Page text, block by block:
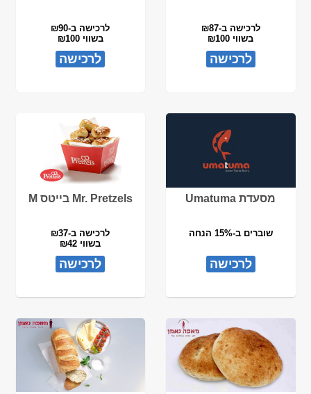
לרכישה ב-₪87
בשווי ₪100
לרכישה
לרכישה ב-₪90
בשווי ₪100
לרכישה
מסעדת Umatuma
שוברים ב-15% הנחה
לרכישה
Mr. Pretzels בייטס M
לרכישה ב-₪37
בשווי ₪42
לרכישה